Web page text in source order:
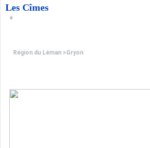
Les Cîmes
Région du Léman >Gryon